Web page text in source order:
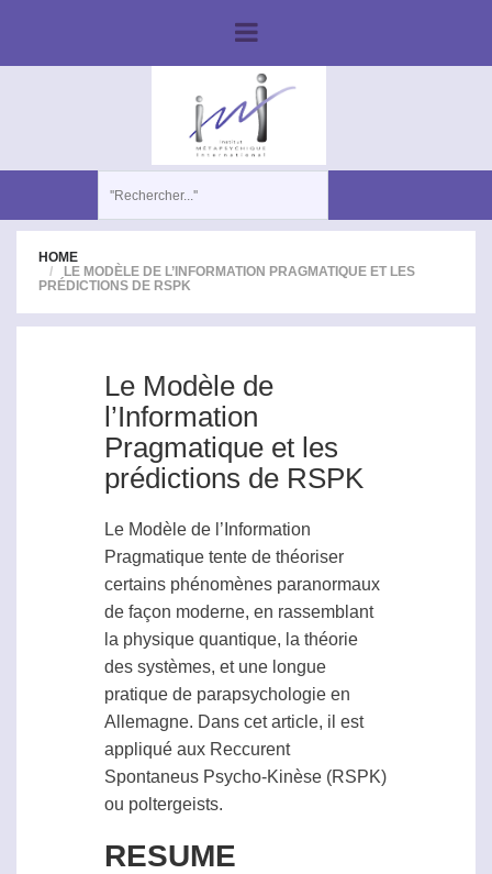
HOME
LE MODÈLE DE L’INFORMATION PRAGMATIQUE ET LES
PRÉDICTIONS DE RSPK
Le Modèle de
l’Information
Pragmatique et les
prédictions de RSPK
Le Modèle de l’Information
Pragmatique tente de théoriser
certains phénomènes paranormaux
de façon moderne, en rassemblant
la physique quantique, la théorie
des systèmes, et une longue
pratique de parapsychologie en
Allemagne. Dans cet article, il est
appliqué aux Reccurent
Spontaneus Psycho-Kinèse (RSPK)
ou poltergeists.
RESUME